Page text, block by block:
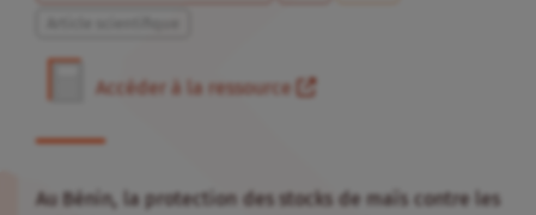
Accéder à la ressource
Au Bénin, la protection des stocks de maïs contre les